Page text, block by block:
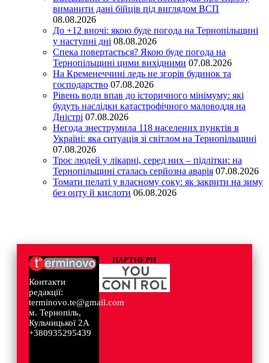
виманити дані бійців під виглядом ВСП
08.08.2026
До +12 вночі: якою буде погода на Тернопільщині
у наступні дні 08.08.2026
Спека повертається? Якою буде погода на
Тернопільщині цими вихідними 07.08.2026
На Кременеччині ледь не згорів будинок та
господарство 07.08.2026
Рівень води впав до історичного мінімуму: які
будуть наслідки катастрофічного маловоддя на
Дністрі 07.08.2026
Негода знеструмила 118 населених пунктів в
Україні: яка ситуація зі світлом на Тернопільщині
07.08.2026
Троє людей у лікарні, серед них – підлітки: на
Тернопільщині сталась серйозна аварія 07.08.2026
Томати пелаті у власному соку: як закрити на зиму
без оцту й кислоти 06.08.2026
Контакти
редакції:
terminovo.te@gmail.com
м. Тернопіль,
Кульчицької 2А
+380935295439
ПАРТНЕРИ